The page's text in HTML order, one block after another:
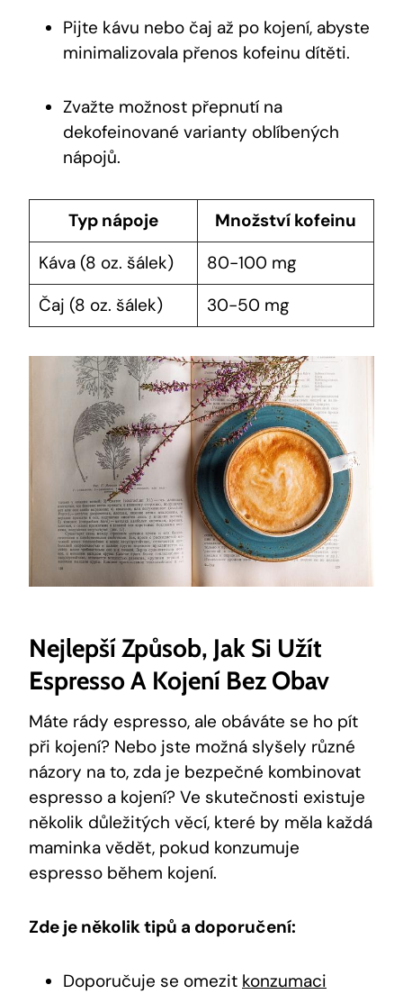
Pijte kávu nebo čaj až po kojení, abyste
minimalizovala přenos kofeinu dítěti.
Zvažte možnost přepnutí na
dekofeinované varianty oblíbených
nápojů.
Typ nápoje
Množství kofeinu
Káva (8 oz. šálek)
80-100 mg
Čaj (8 oz. šálek)
30-50 mg
Nejlepší Způsob, Jak Si Užít
Espresso A Kojení Bez Obav
Máte rády espresso, ale obáváte se ho pít
při kojení? Nebo jste možná slyšely různé
názory na to, zda je bezpečné kombinovat
espresso a kojení? Ve skutečnosti existuje
několik důležitých věcí, které by měla každá
maminka vědět, pokud konzumuje
espresso během kojení.
Zde je několik tipů a doporučení:
Doporučuje se omezit konzumaci